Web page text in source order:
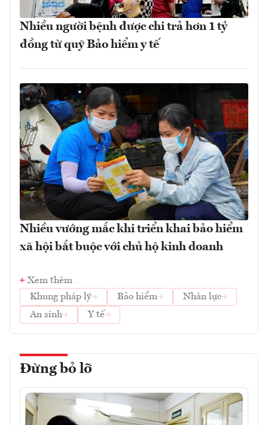
Nhiều người bệnh được chi trả hơn 1 tỷ
đồng từ quỹ Bảo hiểm y tế
Nhiều vướng mắc khi triển khai bảo hiểm
xã hội bắt buộc với chủ hộ kinh doanh
Xem thêm
Khung pháp lý
Bảo hiểm
Nhân lực
An sinh
Y tế
Đừng bỏ lỡ